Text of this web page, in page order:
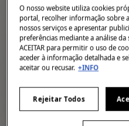
O nosso website utiliza cookies
portal, recolher informação sobre
nossos serviços e apresentar
preferências mediante a análise da
ACEITAR para permitir o uso de
aceder à informação detalhada e
aceitar ou recusar. +INFO
Rejeitar Todos